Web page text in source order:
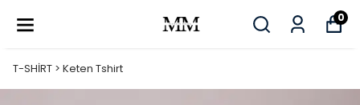
0
T-SHİRT > Keten Tshirt